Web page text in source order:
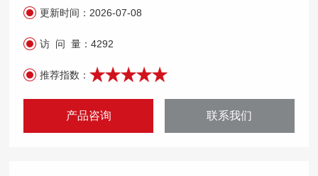
更新时间： 2026-07-08
访 问 量：4292
推荐指数：
产品咨询 联系我们